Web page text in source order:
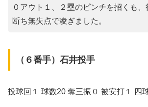
０アウト１、２塁のピンチを招くも、
断ち無失点で凌ぎました。
（６番手）石井投手
投球回１ 球数20 奪三振０ 被安打１ 四